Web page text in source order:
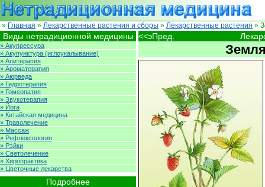
» Главная » Лекарственные растения и сборы » Лекарственные растения »
<<эПред.
Виды нетрадиционной медицины
» Акупрессура
» Акупунктура (иглоукалывание)
» Апитерапия
» Ароматерапия
» Аюрведа
» Гидротерапия
» Гомеопатия
» Звукотерапия
» Йога
» Китайская медицина
» Траволечение
» Массаж
» Рефлексология
» Рэйки
» Светолечение
» Хиропрактика
» Цветочные лекарства
Подробнее